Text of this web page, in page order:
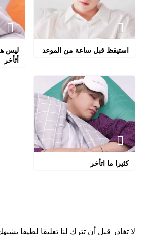
استيقظ قبل ساعة من الموعد
ليس
أتأخر
كثيرا ما اتأخر
لا تغادر قبل أن تترك لنا تعليقا لطيفا